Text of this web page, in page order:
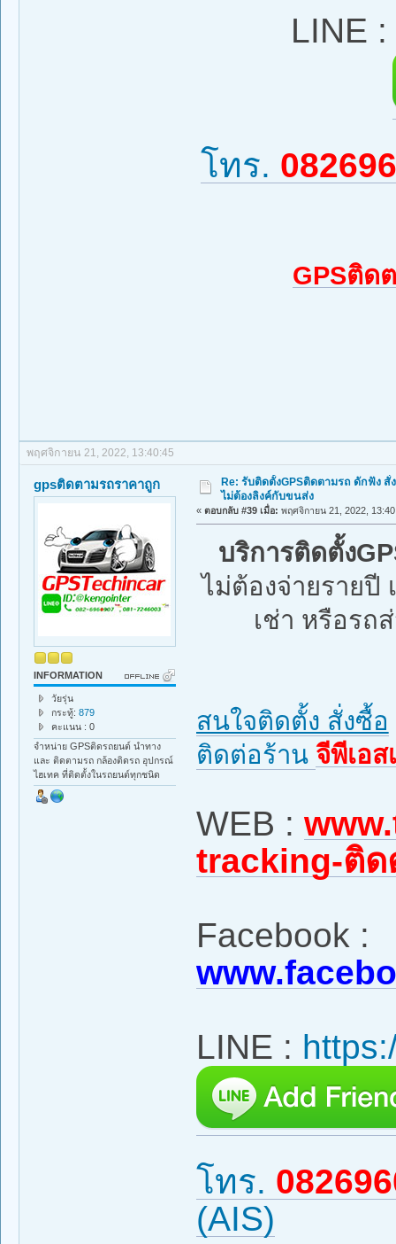
LINE :
โทร.
GPSติด
พฤศจิกายน 21, 2022, 13:40:45
gpsติดตามรถราคาถูก
INFORMATION
วัยรุ่น
กระทู้: 879
คะแนน : 0
จำหน่าย GPSติดรถยนต์ นำทาง
และ ติดตามรถ กล้องติดรถ อุปกรณ์
ไฮเทค ที่ติดตั้งในรถยนต์ทุกชนิด
Re: รับติดตั้งGPSติดตามรถ ดักฟัง สั่
ไม่ต้องลิงค์กับขนส่ง
« ตอบกลับ #39 เมื่อ: พฤศจิกายน 21, 2022,
บริการติดตั้ง
ไม่ต้องจ่ายรายปี
เช่า หรือรถ
สนใจติดตั้ง สั่งซื้อ
ติดต่อร้าน จีพีเอ
WEB :
tracking-ติด
Facebook :
LINE :
โทร.
(AIS)